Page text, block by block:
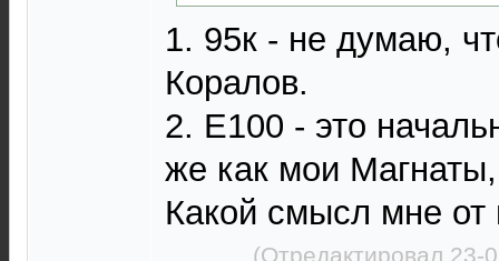
1. 95к - не думаю,
Коралов.
2. Е100 - это
же как мои
Какой смысл мне от
(Отредактировал 23-